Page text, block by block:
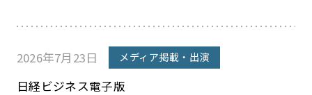
2026年7月23日 メディア掲載・出演
日経ビジネス電子版